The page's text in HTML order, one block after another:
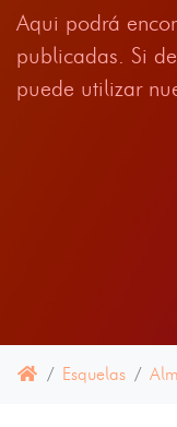
Aqui podrá
publicadas. Si
puede utilizar
Esquelas